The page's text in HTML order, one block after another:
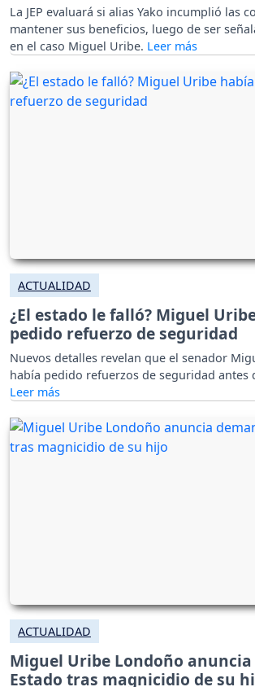
La JEP evaluará si alias Yako incumplió las
mantener sus beneficios, luego de ser
en el caso Miguel Uribe.
ACTUALIDAD
¿El estado le falló? Miguel
pedido refuerzo de seguridad
Nuevos detalles revelan que el senador
había pedido refuerzos de seguridad antes
ACTUALIDAD
Miguel Uribe Londoño
Estado tras magnicidio de su